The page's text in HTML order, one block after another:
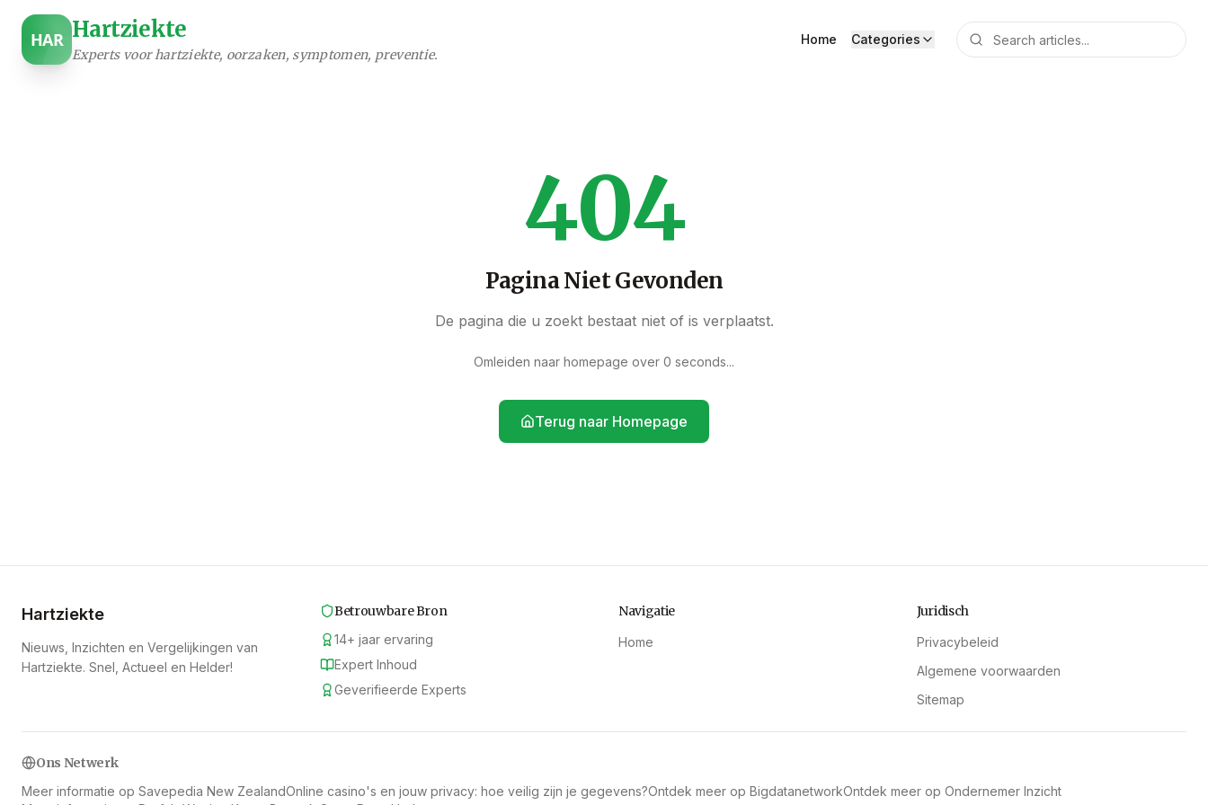
HAR Hartziekte
Experts voor hartziekte, oorzaken, symptomen, preventie.
Home Categories
404
Pagina Niet Gevonden
De pagina die u zoekt bestaat niet of is verplaatst.
Omleiden naar homepage over 0 seconds...
Terug naar Homepage
Hartziekte
Nieuws, Inzichten en Vergelijkingen van
Hartziekte. Snel, Actueel en Helder!
Betrouwbare Bron
14+ jaar ervaring
Expert Inhoud
Geverifieerde Experts
Navigatie
Home
Juridisch
Privacybeleid
Algemene voorwaarden
Sitemap
Ons Netwerk
Meer informatie op Savepedia New ZealandOnline casino's en jouw privacy: hoe veilig zijn je gegevens?Ontdek meer op BigdatanetworkOntdek meer op Ondernemer Inzicht